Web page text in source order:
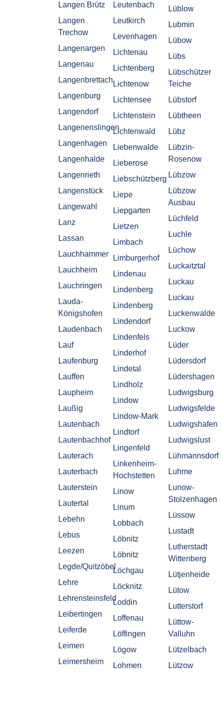
Langen Brütz
Langen
Trechow
Langenargen
Langenau
Langenbrettach
Langenburg
Langendorf
Langenenslingen
Langenhagen
Langenhalde
Langenrieth
Langenstück
Langewahl
Lanz
Lassan
Lauchhammer
Lauchheim
Lauchringen
Lauda-
Königshofen
Laudenbach
Lauf
Laufenburg
Lauffen
Laupheim
Laußig
Lautenbach
Lautenbachhof
Lauterach
Lauterbach
Lauterstein
Lautertal
Lebehn
Lebus
Leezen
Legde/Quitzöbel
Lehre
Lehrensteinsfeld
Leibertingen
Leiferde
Leimen
Leimersheim
Leutenbach
Leutkirch
Levenhagen
Lichtenau
Lichtenberg
Lichtenow
Lichtensee
Lichtenstein
Lichtenwald
Liebenwalde
Lieberose
Liebschützberg
Liepe
Liepgarten
Lietzen
Limbach
Limburgerhof
Lindenau
Lindenberg
Lindenberg
Lindendorf
Lindenfels
Linderhof
Lindetal
Lindholz
Lindow
Lindow-Mark
Lindtorf
Lingenfeld
Linkenheim-
Hochstetten
Linow
Linum
Lobbach
Löbnitz
Löbnitz
Löchgau
Löcknitz
Loddin
Loffenau
Löffingen
Lögow
Lohmen
Lüblow
Lubmin
Lübow
Lübs
Lübschützer
Teiche
Lübstorf
Lübtheen
Lübz
Lübzin-
Rosenow
Lübzow
Lübzow
Ausbau
Lüchfeld
Luchle
Lüchow
Luckaitztal
Luckau
Luckau
Luckenwalde
Luckow
Lüder
Lüdersdorf
Lüdershagen
Ludwigsburg
Ludwigsfelde
Ludwigshafen
Ludwigslust
Lühmannsdorf
Luhme
Lunow-
Stolzenhagen
Lüssow
Lustadt
Lutherstadt
Wittenberg
Lütjenheide
Lütow
Lutterstorf
Lüttow-
Valluhn
Lützelbach
Lützow